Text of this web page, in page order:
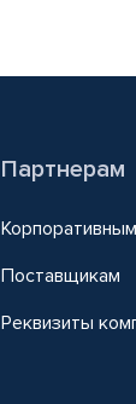
Партнерам
Поставщикам
Реквизиты